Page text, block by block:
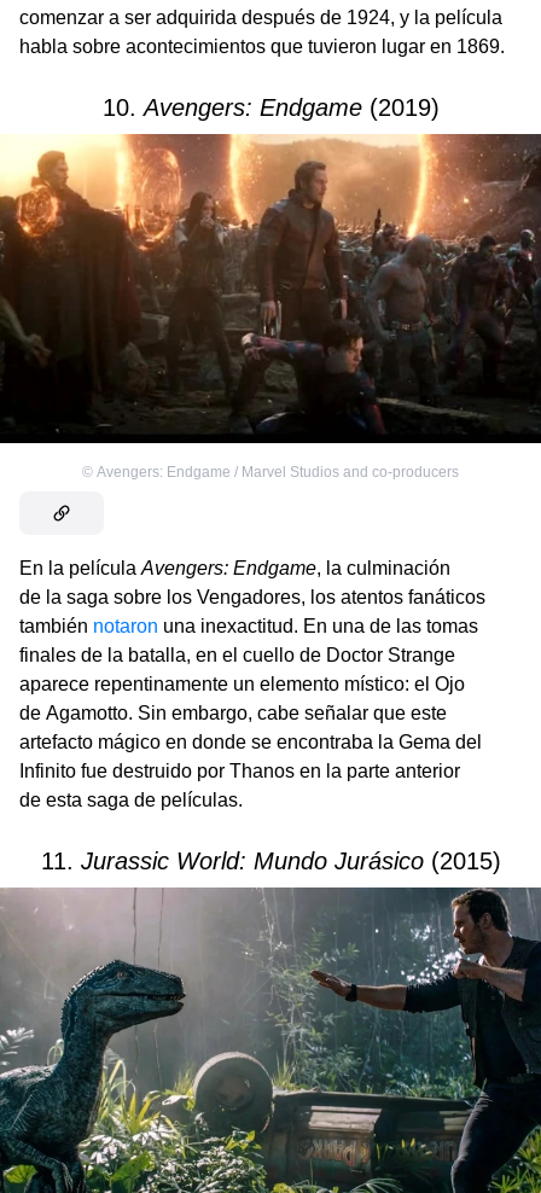
comenzar a ser adquirida después de 1924, y la película
habla sobre acontecimientos que tuvieron lugar en 1869.
10.Avengers: Endgame(2019)
© Avengers: Endgame / Marvel Studios and co-producers
En la película Avengers: Endgame, la culminación
de la saga sobre los Vengadores, los atentos fanáticos
también notaron una inexactitud. En una de las tomas
finales de la batalla, en el cuello de Doctor Strange
aparece repentinamente un elemento místico: el Ojo
de Agamotto. Sin embargo, cabe señalar que este
artefacto mágico en donde se encontraba la Gema del
Infinito fue destruido por Thanos en la parte anterior
de esta saga de películas.
11. Jurassic World: Mundo Jurásico(2015)